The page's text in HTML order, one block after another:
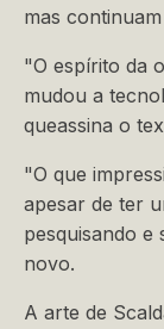
mas
"O espírito da
mudou a
queassina o
"O que
apesar de ter
pesquisando e
novo.
A arte de